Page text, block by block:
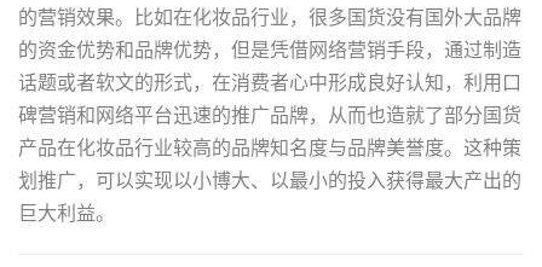
的营销效果。比如在化妆品行业，很多国货没有国外大品牌
的资金优势和品牌优势，但是凭借网络营销手段，通过制造
话题或者软文的形式，在消费者心中形成良好认知，利用口
碑营销和网络平台迅速的推广品牌，从而也造就了部分国货
产品在化妆品行业较高的品牌知名度与品牌美誉度。这种策
划推广，可以实现以小博大、以最小的投入获得最大产出的
巨大利益。